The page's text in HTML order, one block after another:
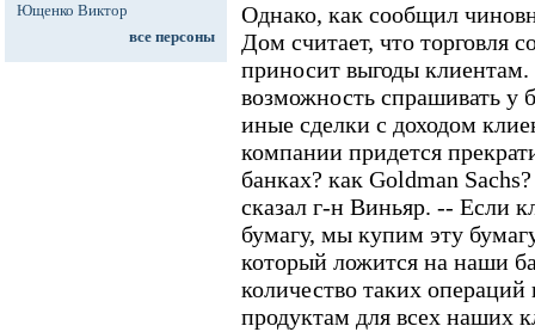
Ющенко Виктор
все персоны
Однако, как сообщил
Дом считает, что торговля
приносит выгоды клиентам.
возможность спрашивать у
иные сделки с доходом
компании придется
банках? как Goldman
сказал г-н Виньяр. -- Если
бумагу, мы купим эту
который ложится на наши
количество таких
продуктам для всех наших